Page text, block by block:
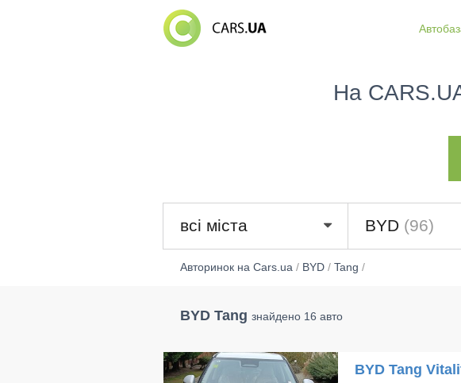
На
всі міста BYD (96)
Авторинок на Cars.ua/ BYD/ Tang /
BYD Tang знайдено 16 авто
BYD Tang